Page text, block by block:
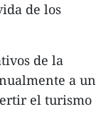
de los
de la
a un
el turismo